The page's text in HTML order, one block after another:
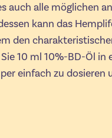
auch alle möglichen
kann das
den
10 ml 10%-BD-Öl in
einfach zu dosieren